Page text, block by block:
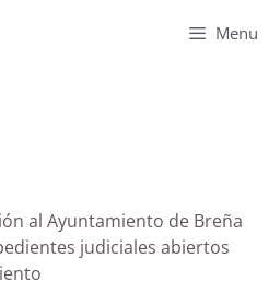
Menu
al Ayuntamiento de Breña
judiciales abiertos